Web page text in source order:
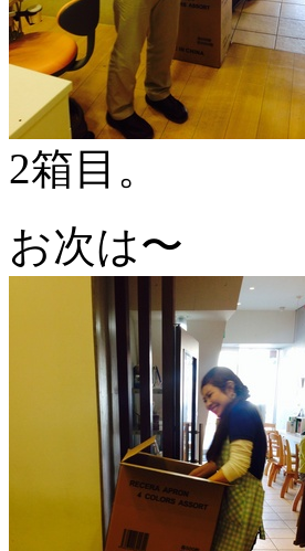
2箱目。
お次は〜